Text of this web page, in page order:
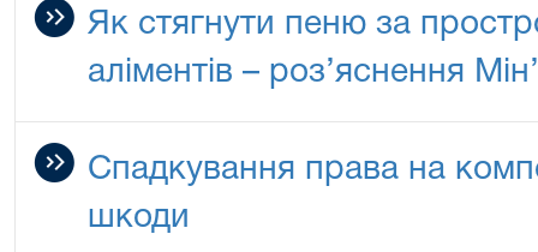
Як стягнути пеню за
аліментів – роз’яснення
Спадкування права на
шкоди